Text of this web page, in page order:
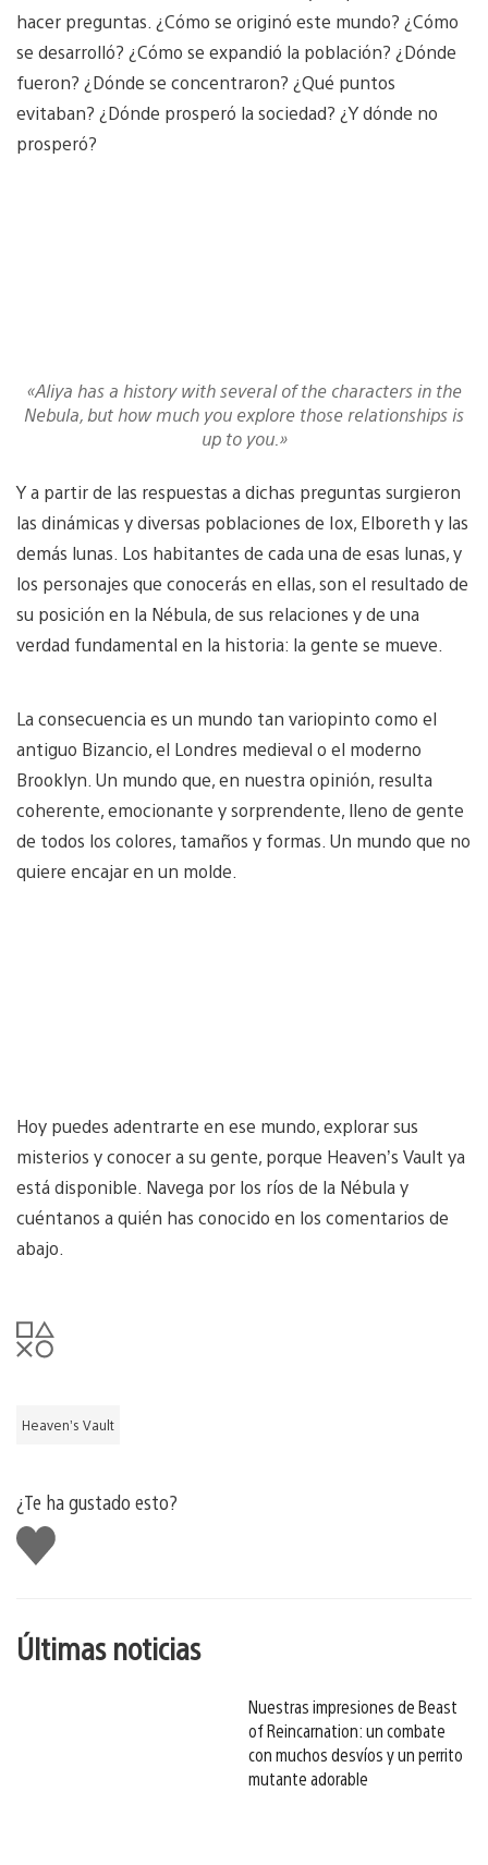
hacer preguntas. ¿Cómo se originó este mundo? ¿Cómo
se desarrolló? ¿Cómo se expandió la población? ¿Dónde
fueron? ¿Dónde se concentraron? ¿Qué puntos
evitaban? ¿Dónde prosperó la sociedad? ¿Y dónde no
prosperó?
«Aliya has a history with several of the characters in the
Nebula, but how much you explore those relationships is
up to you.»
Y a partir de las respuestas a dichas preguntas surgieron
las dinámicas y diversas poblaciones de Iox, Elboreth y las
demás lunas. Los habitantes de cada una de esas lunas, y
los personajes que conocerás en ellas, son el resultado de
su posición en la Nébula, de sus relaciones y de una
verdad fundamental en la historia: la gente se mueve.
La consecuencia es un mundo tan variopinto como el
antiguo Bizancio, el Londres medieval o el moderno
Brooklyn. Un mundo que, en nuestra opinión, resulta
coherente, emocionante y sorprendente, lleno de gente
de todos los colores, tamaños y formas. Un mundo que no
quiere encajar en un molde.
Hoy puedes adentrarte en ese mundo, explorar sus
misterios y conocer a su gente, porque Heaven’s Vault ya
está disponible. Navega por los ríos de la Nébula y
cuéntanos a quién has conocido en los comentarios de
abajo.
Heaven’s Vault
¿Te ha gustado esto?
Me
gusta
esto
Últimas noticias
Nuestras impresiones de Beast
of Reincarnation: un combate
con muchos desvíos y un perrito
mutante adorable